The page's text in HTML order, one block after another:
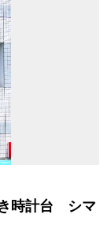
時計台 シマ